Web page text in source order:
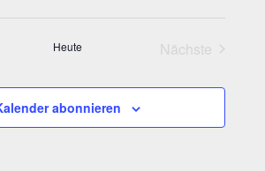
Heute
Nächste
abonnieren